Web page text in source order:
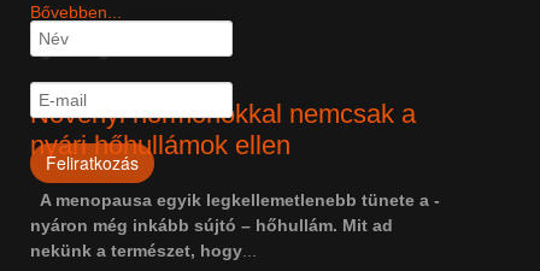
Bővebben...
Egészség
Növényi hormonokkal nemcsak a
nyári hőhullámok ellen
A menopausa egyik legkellemetlenebb tünete a -
nyáron még inkább sújtó – hőhullám. Mit ad
nekünk a természet, hogy